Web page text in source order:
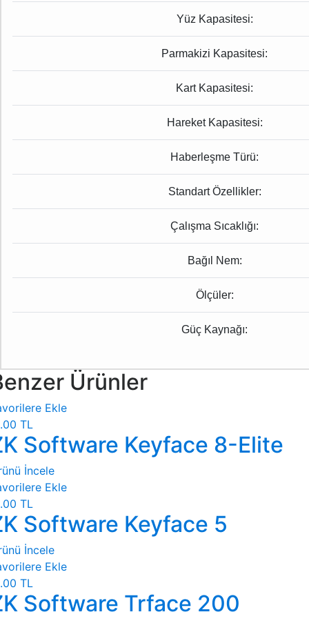
Yüz Kapasitesi:
Parmakizi Kapasitesi:
Kart Kapasitesi:
Hareket Kapasitesi:
Haberleşme Türü:
Standart Özellikler:
Çalışma Sıcaklığı:
Bağıl Nem:
Ölçüler:
Güç Kaynağı:
Ürünler
Ekle
TL
Software Keyface 8-Elite
İncele
Ekle
TL
Software Keyface 5
İncele
Ekle
TL
Software Trface 200